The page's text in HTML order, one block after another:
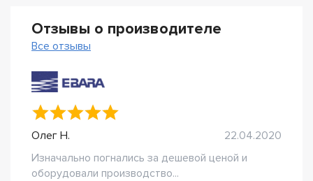
Отзывы о производителе
Все отзывы
Олег Н.
22.04.2020
Изначально погнались за дешевой ценой и
оборудовали производство...